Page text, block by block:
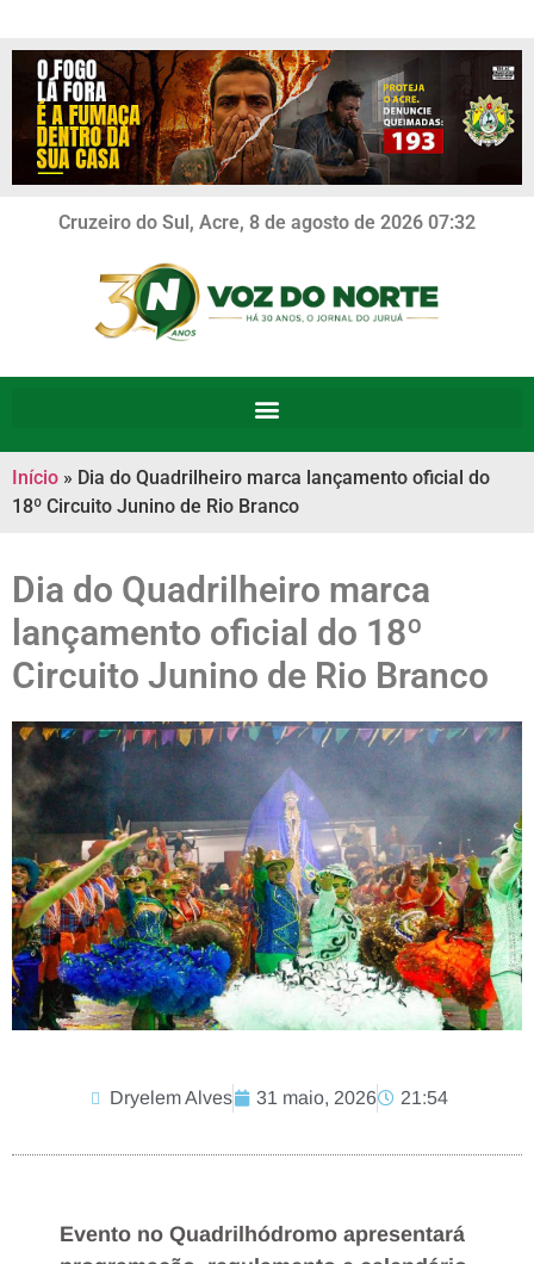
Cruzeiro do Sul, Acre, 8 de agosto de 2026 07:32
Início » Dia do Quadrilheiro marca lançamento oficial do
18º Circuito Junino de Rio Branco
Dia do Quadrilheiro marca
lançamento oficial do 18º
Circuito Junino de Rio Branco
Dryelem Alves 31 maio, 2026 21:54
Evento no Quadrilhódromo apresentará